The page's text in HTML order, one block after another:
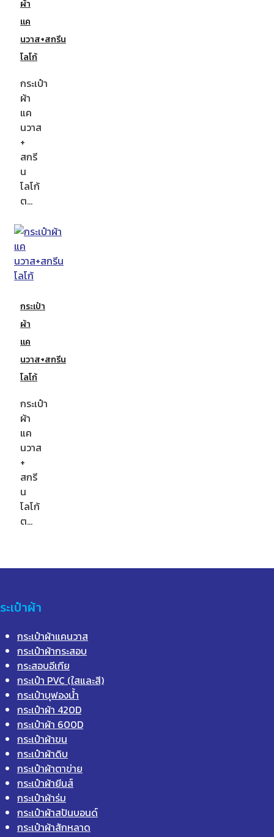
ผ้า
แค
นวาส+สกรีน
โลโก้
กระเป๋า
ผ้า
แค
นวาส
+
สกรี
น
โลโก้
ต…
กระเป๋า
ผ้า
แค
นวาส+สกรีน
โลโก้
กระเป๋า
ผ้า
แค
นวาส
+
สกรี
น
โลโก้
ต…
ะเป๋าผ้า
กระเป๋าผ้าแคนวาส
กระเป๋าผ้ากระสอบ
กระสอบอีเกีย
กระเป๋า PVC (ใสและสี)
กระเป๋าบุฟองน้ำ
กระเป๋าผ้า 420D
กระเป๋าผ้า 600D
กระเป๋าผ้าขน
กระเป๋าผ้าดิบ
กระเป๋าผ้าตาข่าย
กระเป๋าผ้ายีนส์
กระเป๋าผ้าร่ม
กระเป๋าผ้าสปันบอนด์
กระเป๋าผ้าสักหลาด